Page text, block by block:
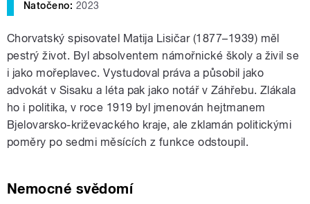
Natočeno: 2023
Chorvatský spisovatel Matija Lisičar (1877–1939) měl
pestrý život. Byl absolventem námořnické školy a živil se
i jako mořeplavec. Vystudoval práva a působil jako
advokát v Sisaku a léta pak jako notář v Záhřebu. Zlákala
ho i politika, v roce 1919 byl jmenován hejtmanem
Bjelovarsko-križevackého kraje, ale zklamán politickými
poměry po sedmi měsících z funkce odstoupil.
Nemocné svědomí